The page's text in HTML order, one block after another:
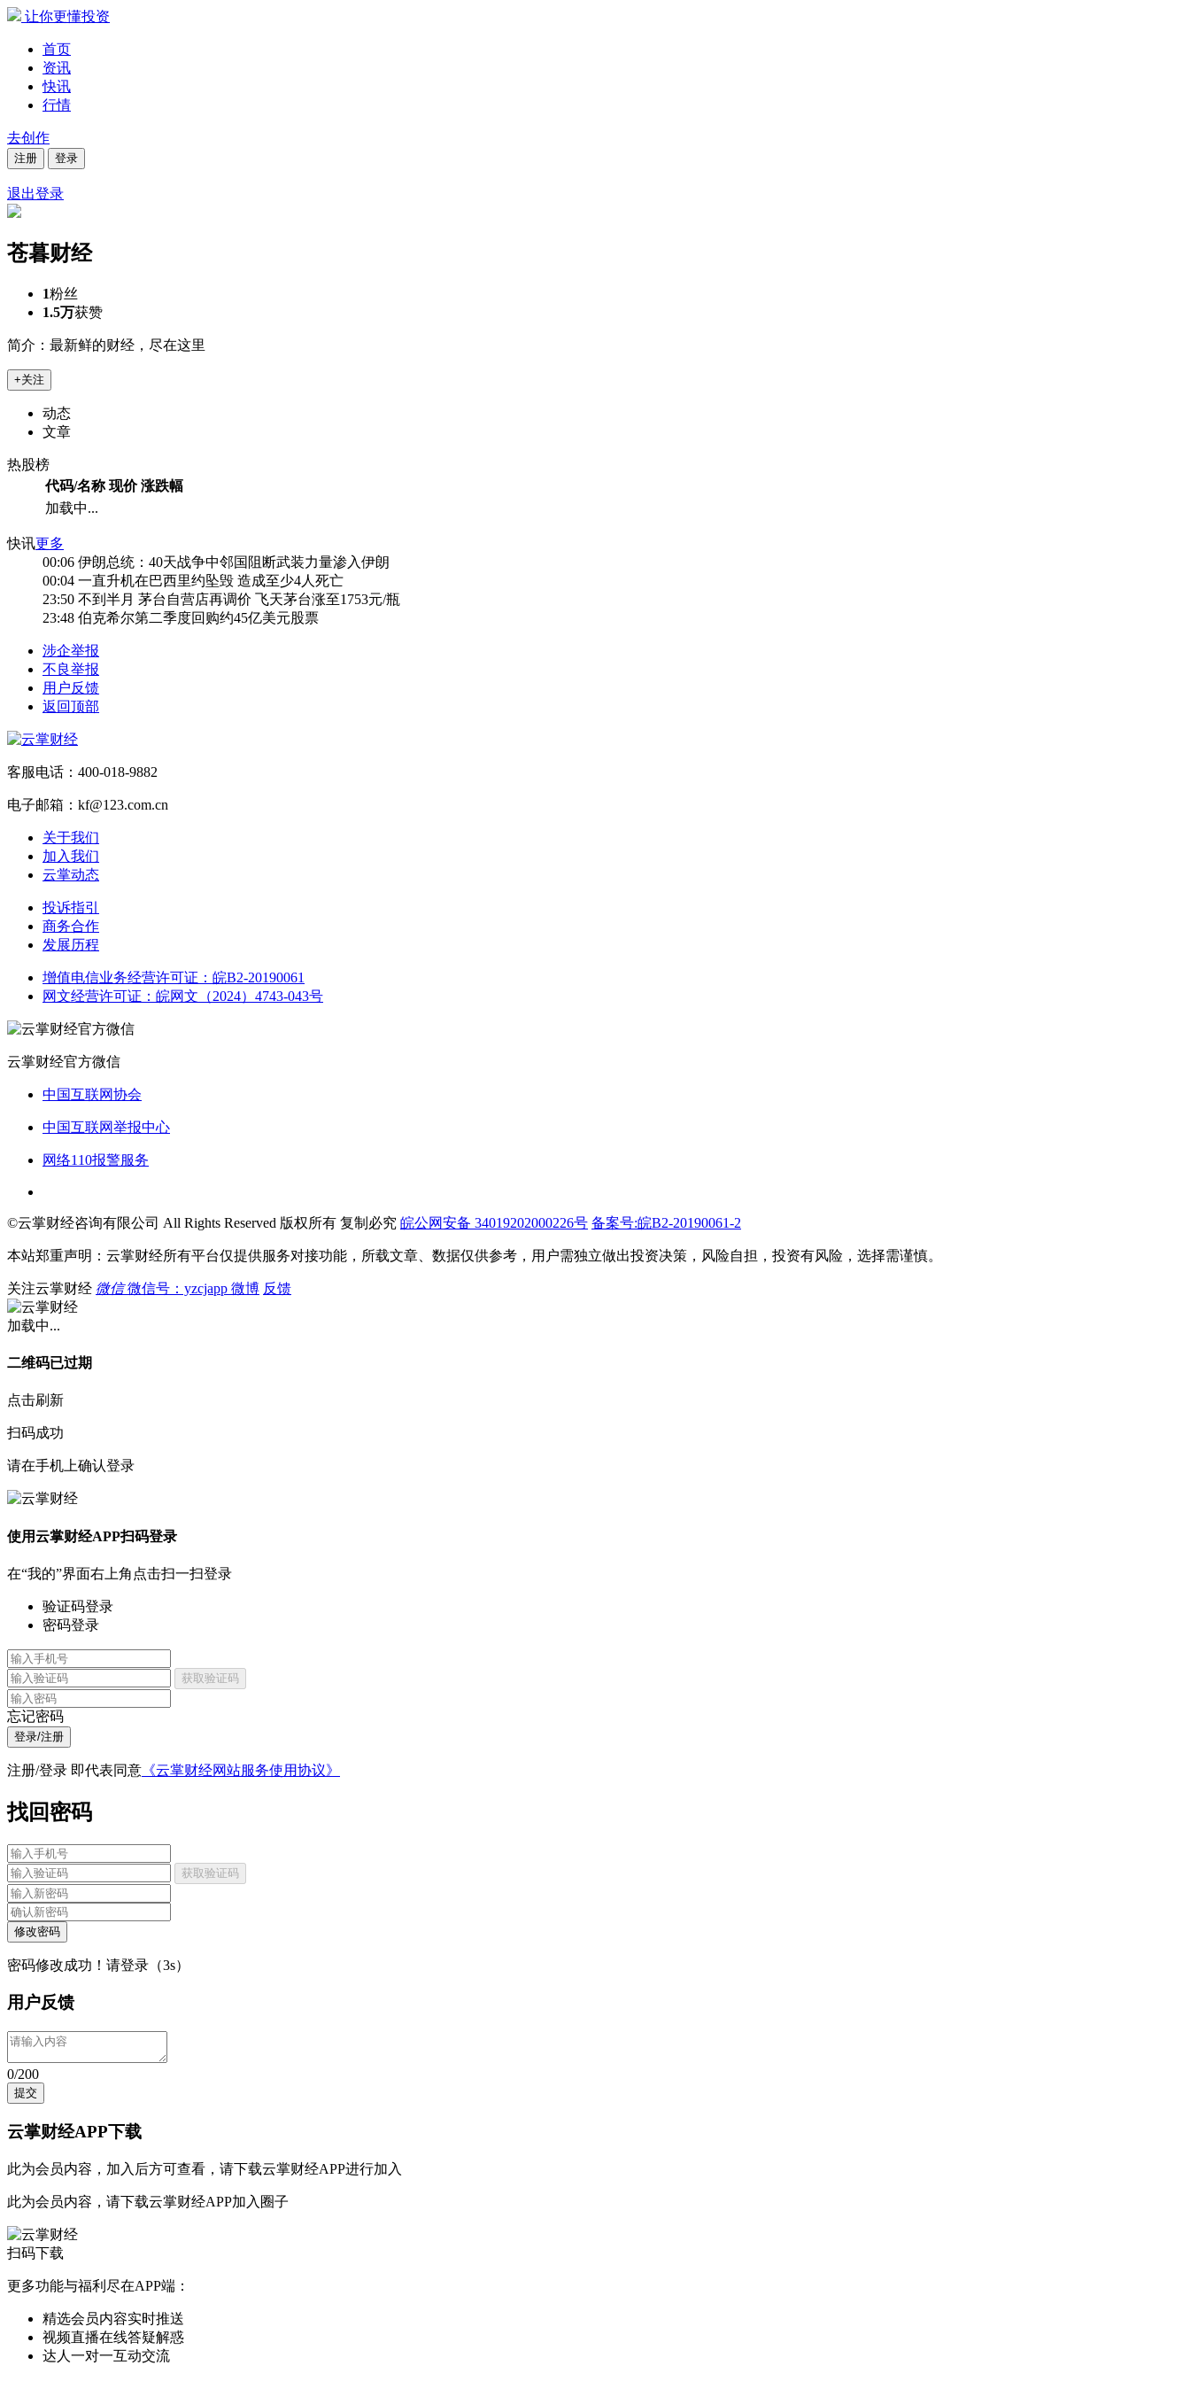
让你更懂投资
首页
资讯
快讯
行情
去创作
注册 登录
退出登录
苍暮财经
1粉丝
1.5万获赞
简介：最新鲜的财经，尽在这里
+关注
动态
文章
热股榜
代码/名称 现价 涨跌幅
加载中...
快讯更多
00:06 伊朗总统：40天战争中邻国阻断武装力量渗入伊朗
00:04 一直升机在巴西里约坠毁 造成至少4人死亡
23:50 不到半月 茅台自营店再调价 飞天茅台涨至1753元/瓶
23:48 伯克希尔第二季度回购约45亿美元股票
涉企举报
不良举报
用户反馈
返回顶部
客服电话：400-018-9882
电子邮箱：kf@123.com.cn
关于我们
加入我们
云掌动态
投诉指引
商务合作
发展历程
增值电信业务经营许可证：皖B2-20190061
网文经营许可证：皖网文（2024）4743-043号
云掌财经官方微信
中国互联网协会
中国互联网举报中心
网络110报警服务
©云掌财经咨询有限公司 All Rights Reserved 版权所有 复制必究 皖公网安备 34019202000226号 备案号:皖B2-20190061-2
本站郑重声明：云掌财经所有平台仅提供服务对接功能，所载文章、数据仅供参考，用户需独立做出投资决策，风险自担，投资有风险，选择需谨慎。
关注云掌财经 微信 微信号：yzcjapp 微博 反馈
加载中...
二维码已过期
点击刷新
扫码成功
请在手机上确认登录
使用云掌财经APP扫码登录
在“我的”界面右上角点击扫一扫登录
验证码登录
密码登录
获取验证码
忘记密码
登录/注册
注册/登录 即代表同意 《云掌财经网站服务使用协议》
找回密码
获取验证码
修改密码
密码修改成功！请登录（3s）
用户反馈
0/200
提交
云掌财经APP下载
此为会员内容，加入后方可查看，请下载云掌财经APP进行加入
此为会员内容，请下载云掌财经APP加入圈子
扫码下载
更多功能与福利尽在APP端：
精选会员内容实时推送
视频直播在线答疑解惑
达人一对一互动交流